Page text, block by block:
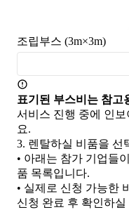
조립부스 (3m×3m)
표기된 부스비는 참고
서비스 진행 중에 인
요.
3. 렌탈하실 비품을 선
• 아래는 참가 기업들
품 목록입니다.
• 실제로 신청 가능한
신청 완료 후 확인하